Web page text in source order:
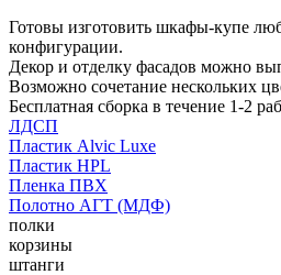
Готовы изготовить шкафы-купе
конфигурации.
Декор и отделку фасадов можно
Возможно сочетание нескольких
Бесплатная сборка в течение 1-2
ЛДСП
Пластик Alvic Luxe
Пластик HPL
Пленка ПВХ
Полотно АГТ (МДФ)
полки
корзины
штанги